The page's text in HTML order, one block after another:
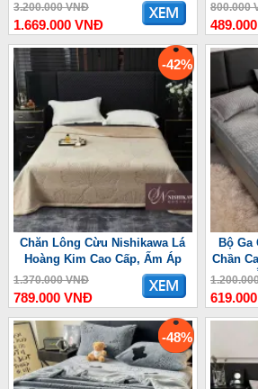
3.200.000 VNĐ
1.669.000 VNĐ
800.000
-42%
Chăn Lông Cừu Nishikawa Lá
Hoàng Kim Cao Cấp, Ấm Áp
1.370.000 VNĐ
789.000 VNĐ
Bộ Ga
Chần
-48%